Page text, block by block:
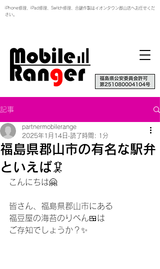
iPhone修理、iPad修理、Switch修理、合鍵作製はイオンタウン郡山店へお任せくだ
さい。
記事
福島県郡山市の有名な駅弁
といえば🦑
partnermobilerange
2025年1月14日 読了時間: 1分
こんにちは🤗
皆さん、福島県郡山市にある
福豆屋の海苔のりべん🍱は
ご存知でしょうか？✨